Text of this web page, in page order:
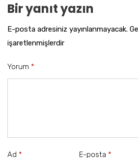
Bir yanıt yazın
E-posta adresiniz yayınlanmayacak.
işaretlenmişlerdir
Yorum *
Ad * E-posta *